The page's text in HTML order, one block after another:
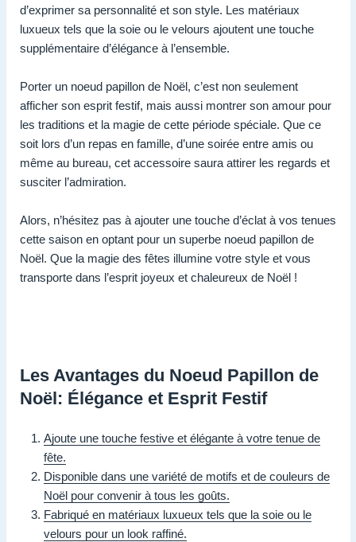
d’exprimer sa personnalité et son style. Les matériaux
luxueux tels que la soie ou le velours ajoutent une touche
supplémentaire d’élégance à l’ensemble.
Porter un noeud papillon de Noël, c’est non seulement
afficher son esprit festif, mais aussi montrer son amour pour
les traditions et la magie de cette période spéciale. Que ce
soit lors d’un repas en famille, d’une soirée entre amis ou
même au bureau, cet accessoire saura attirer les regards et
susciter l’admiration.
Alors, n’hésitez pas à ajouter une touche d’éclat à vos tenues
cette saison en optant pour un superbe noeud papillon de
Noël. Que la magie des fêtes illumine votre style et vous
transporte dans l’esprit joyeux et chaleureux de Noël !
Les Avantages du Noeud Papillon de
Noël: Élégance et Esprit Festif
Ajoute une touche festive et élégante à votre tenue de
fête.
Disponible dans une variété de motifs et de couleurs de
Noël pour convenir à tous les goûts.
Fabriqué en matériaux luxueux tels que la soie ou le
velours pour un look raffiné.